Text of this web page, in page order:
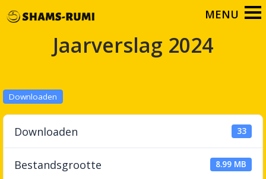
Jaarverslag 2024
Downloaden
Downloaden 33
Bestandsgrootte 8.99 MB